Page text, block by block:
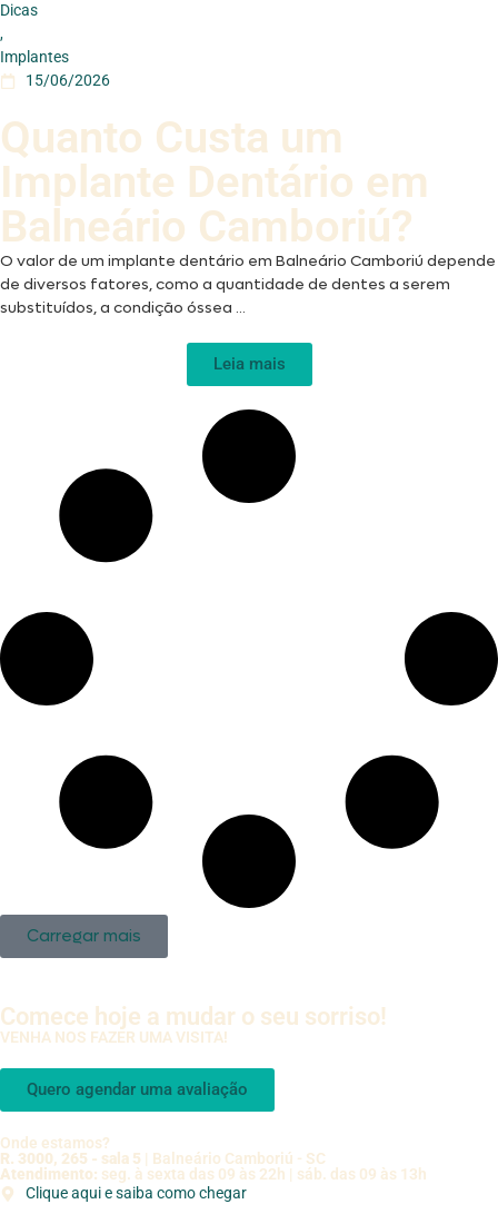
Dicas
,
Implantes
15/06/2026
Quanto Custa um
Implante Dentário em
Balneário Camboriú?
O valor de um implante dentário em Balneário Camboriú depende
de diversos fatores, como a quantidade de dentes a serem
substituídos, a condição óssea ...
Leia mais
Carregar mais
Comece hoje a mudar o seu sorriso!
VENHA NOS FAZER UMA VISITA!
Quero agendar uma avaliação
Onde estamos?
R. 3000, 265 - sala 5 | Balneário Camboriú - SC
Atendimento: seg. à sexta das 09 às 22h | sáb. das 09 às 13h
Clique aqui e saiba como chegar